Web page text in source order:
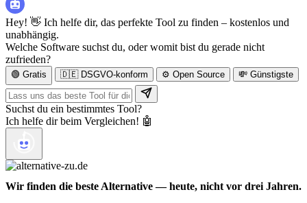
Hey! 👋 Ich helfe dir, das perfekte Tool zu finden – kostenlos und
unabhängig.
Welche Software suchst du, oder womit bist du gerade nicht
zufrieden?
🟢 Gratis 🇩🇪 DSGVO-konform ⚙️ Open Source 💸 Günstigste
Suchst du ein bestimmtes Tool?
Ich helfe dir beim Vergleichen! 🤖
Wir finden die beste Alternative — heute, nicht vor drei Jahren.